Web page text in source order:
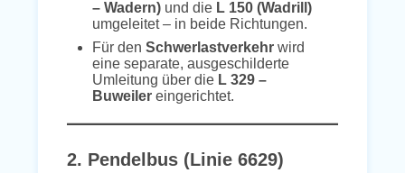
– Wadern) und die L 150 (Wadrill)
umgeleitet – in beide Richtungen.
Für den Schwerlastverkehr wird
eine separate, ausgeschilderte
Umleitung über die L 329 –
Buweiler eingerichtet.
2. Pendelbus (Linie 6629)